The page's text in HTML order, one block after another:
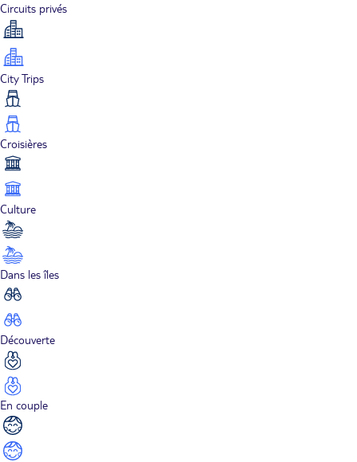
Circuits privés
City Trips
Croisières
Culture
Dans les îles
Découverte
En couple